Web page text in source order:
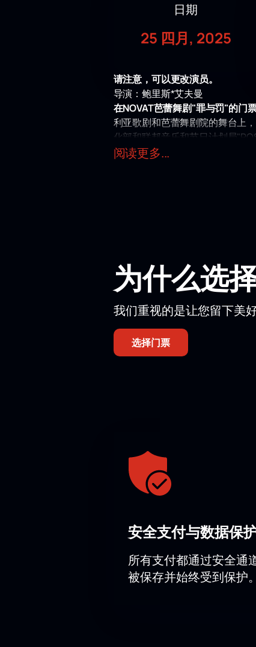
日期
25 四月, 2025
请注意，可以更改演员。
导演：鲍里斯*艾夫曼
在NOVAT芭蕾舞剧"罪与罚"的门
利亚歌剧和芭蕾舞剧院的舞台上
化部和联邦音乐和节日计划局
我们这个时代杰出的编舞家鲍里
阅读更多...
为什么选
我们重视的是让您留下美
选择门票
安全支付与数据保
所有支付都通过安全通
被保存并始终受到保护。